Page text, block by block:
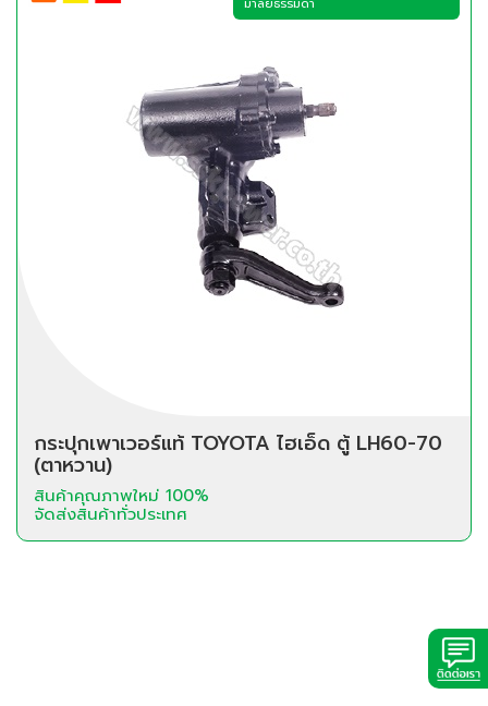
มาลัยธรรมดา
กระปุกเพาเวอร์แท้ TOYOTA ไฮเอ็ด ตู้ LH60-70
(ตาหวาน)
สินค้าคุณภาพใหม่ 100%
จัดส่งสินค้าทั่วประเทศ